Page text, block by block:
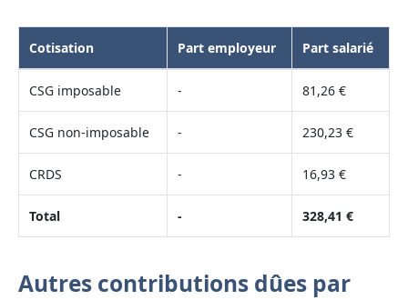
Cotisation Part employeur Part salarié
CSG imposable - 81,26 €
CSG non-imposable - 230,23 €
CRDS - 16,93 €
Total - 328,41 €
Autres contributions dûes par